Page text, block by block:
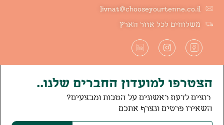
livnat@chooseyourtenne.co.il
משלוחים לכל אזור הארץ
הצטרפו למועדון החברים שלנו..
רוצים לדעת ראשונים על הטבות ומבצעים?
השאירו פרטים ונצרף אתכם